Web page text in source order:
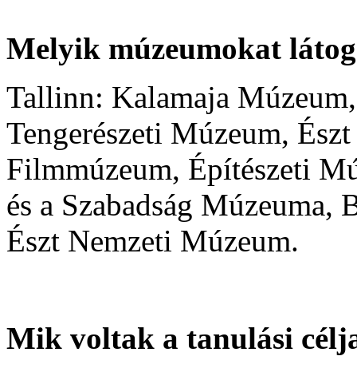
Melyik múzeumokat
Tallinn: Kalamaja
Tengerészeti Múzeum,
Filmmúzeum, Építészeti
és a Szabadság Múzeuma,
Észt Nemzeti Múzeum.
Mik voltak a tanulási